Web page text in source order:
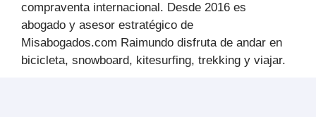
compraventa internacional. Desde 2016 es
abogado y asesor estratégico de
Misabogados.com Raimundo disfruta de andar en
bicicleta, snowboard, kitesurfing, trekking y viajar.